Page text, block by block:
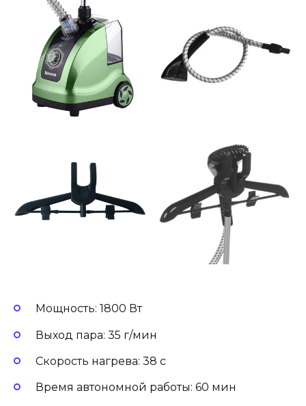
Мощность: 1800 Вт
Выход пара: 35 г/мин
Скорость нагрева: 38 с
Время автономной работы: 60 мин